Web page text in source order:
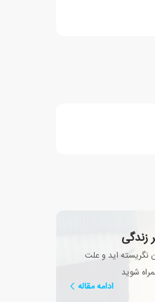
نگریسته اید و علت
شوید
ادامه مقاله